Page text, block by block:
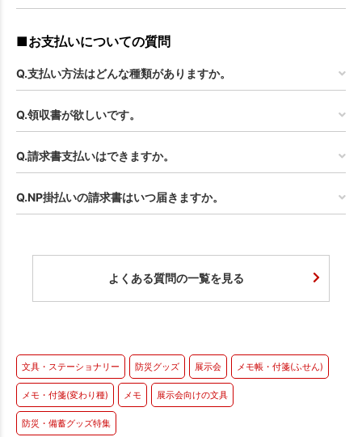
■お支払いについての質問
Q.支払い方法はどんな種類がありますか。
Q.領収書が欲しいです。
Q.請求書支払いはできますか。
Q.NP掛払いの請求書はいつ届きますか。
よくある質問の一覧を見る
文具・ステーショナリー 防災グッズ 展示会 メモ帳・付箋(ふせん)
メモ・付箋(変わり種) メモ 展示会向けの文具
防災・備蓄グッズ特集